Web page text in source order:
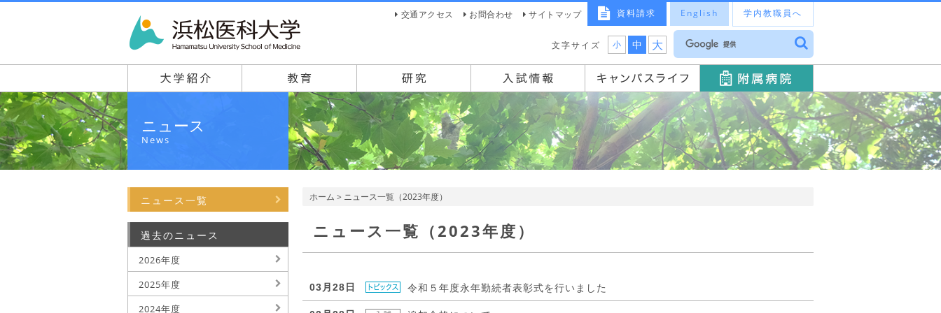
資料請求 English 学内教職員へ
交通アクセス お問合わせ サイトマップ
文字サイズ 小 中 大
ニュース
News
ホーム > ニュース一覧（2023年度）
ニュース一覧（2023年度）
03月28日 令和５年度永年勤続者表彰式を行いました
ニュース一覧
過去のニュース
2026年度
2025年度
2024年度